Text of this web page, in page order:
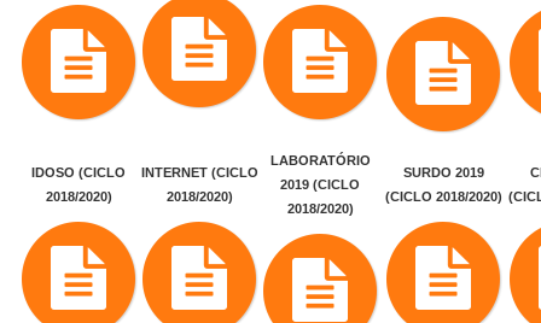
IDOSO (CICLO
2018/2020)
INTERNET (CICLO
2018/2020)
LABORATÓRIO
2019 (CICLO
2018/2020)
SURDO 2019
(CICLO 2018/2020)